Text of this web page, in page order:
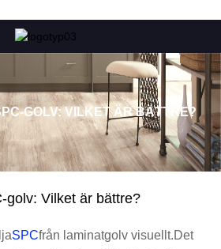
GOLV: VILKET ÄR BÄTTRE?
golv: Vilket är bättre?
SPCfrån laminatgolv visuellt.Det